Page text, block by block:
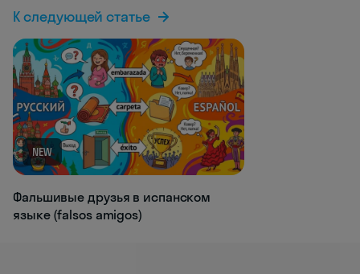
К следующей статье
NEW
Фальшивые друзья в испанском
языке (falsos amigos)